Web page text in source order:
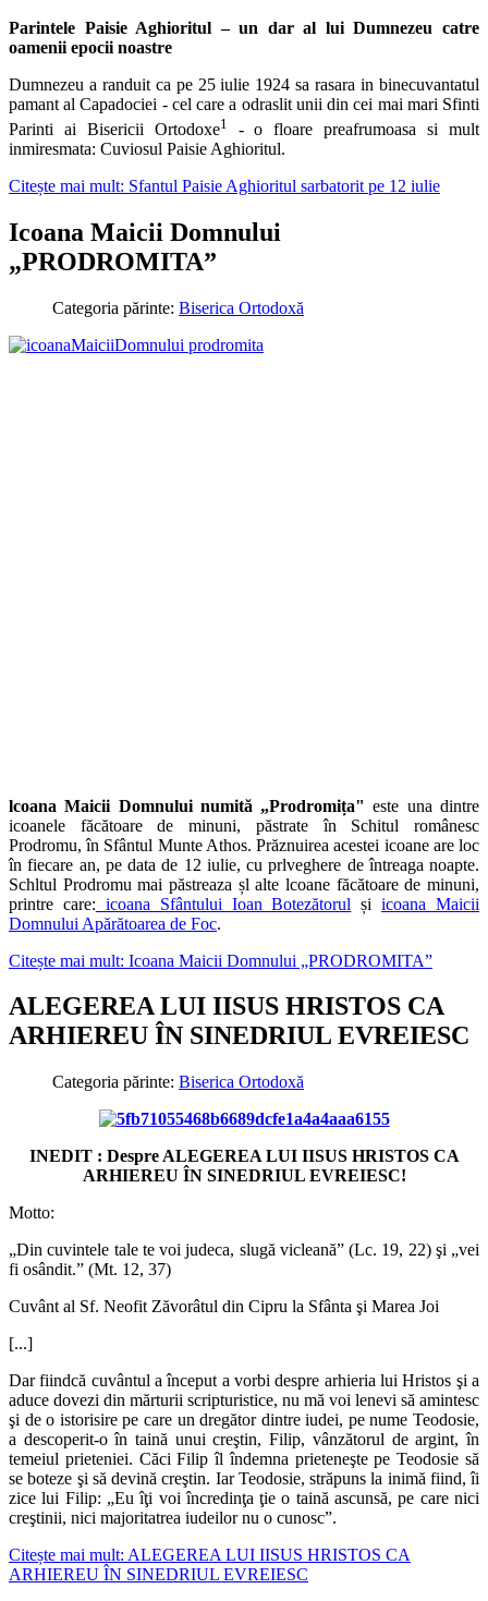
Parintele Paisie Aghioritul – un dar al lui Dumnezeu catre
oamenii epocii noastre
Dumnezeu a randuit ca pe 25 iulie 1924 sa rasara in binecuvantatul
pamant al Capadociei - cel care a odraslit unii din cei mai mari Sfinti
Parinti ai Bisericii Ortodoxe1
- o floare preafrumoasa si mult
inmiresmata: Cuviosul Paisie Aghioritul.
Citește mai mult: Sfantul Paisie Aghioritul sarbatorit pe 12 iulie
Icoana Maicii Domnului
„PRODROMITA”
Categoria părinte: Biserica Ortodoxă
lcoana Maicii Domnului numită „Prodromița" este una dintre
icoanele făcătoare de minuni, păstrate în Schitul românesc
Prodromu, în Sfântul Munte Athos. Prăznuirea acestei icoane are loc
în fiecare an, pe data de 12 iulie, cu prlveghere de întreaga noapte.
Schltul Prodromu mai păstreaza șl alte lcoane făcătoare de minuni,
printre care: icoana Sfântului Ioan Botezătorul șiicoana Maicii
Domnului Apărătoarea de Foc.
Citește mai mult: Icoana Maicii Domnului „PRODROMITA”
ALEGEREA LUI IISUS HRISTOS CA
ARHIEREU ÎN SINEDRIUL EVREIESC
Categoria părinte: Biserica Ortodoxă
INEDIT : Despre ALEGEREA LUI IISUS HRISTOS CA
ARHIEREU ÎN SINEDRIUL EVREIESC!
Motto:
„Din cuvintele tale te voi judeca, slugă vicleană” (Lc. 19, 22) şi „vei
fi osândit.” (Mt. 12, 37)
Cuvânt al Sf. Neofit Zăvorâtul din Cipru la Sfânta şi Marea Joi
[...]
Dar fiindcă cuvântul a început a vorbi despre arhieria lui Hristos şi a
aduce dovezi din mărturii scripturistice, nu mă voi lenevi să amintesc
şi de o istorisire pe care un dregător dintre iudei, pe nume Teodosie,
a descoperit-o în taină unui creştin, Filip, vânzătorul de argint, în
temeiul prieteniei. Căci Filip îl îndemna prieteneşte pe Teodosie să
se boteze şi să devină creştin. Iar Teodosie, străpuns la inimă fiind, îi
zice lui Filip: „Eu îţi voi încredinţa ţie o taină ascunsă, pe care nici
creştinii, nici majoritatrea iudeilor nu o cunosc”.
Citește mai mult: ALEGEREA LUI IISUS HRISTOS CA
ARHIEREU ÎN SINEDRIUL EVREIESC